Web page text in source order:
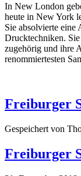
In New London
heute in New York
Sie absolvierte eine
Drucktechniken.
zugehörig und ihre
renommiertesten
Freiburger
Gespeichert von
Freiburger